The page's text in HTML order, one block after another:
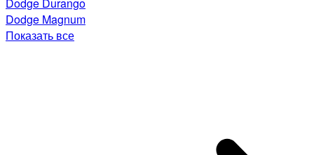
Dodge Magnum
Показать все